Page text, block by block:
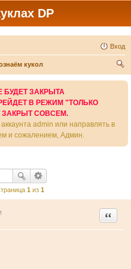
DP
Вход
кукол
ЗАКРЫТА
В РЕЖИМ "ТОЛЬКО
ЗАКРЫТ СОВСЕМ.
admin или направлять в
и сожалением, Админ.
1 из 1
Цитата